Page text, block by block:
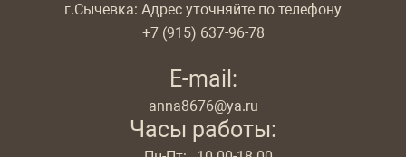
г.Сычевка: Адрес уточняйте по телефону
+7 (915) 637-96-78
E-mail:
anna8676@ya.ru
Часы работы: